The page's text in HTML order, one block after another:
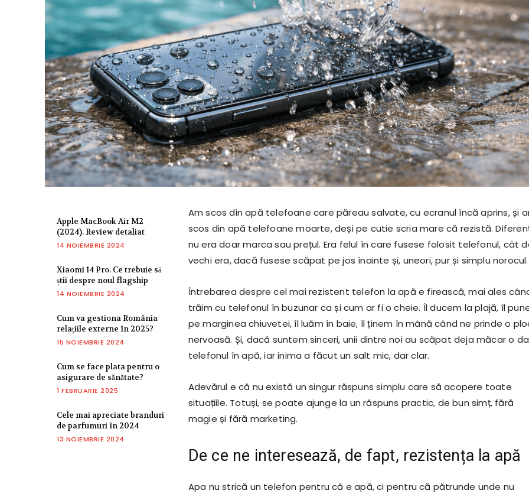
Apple MacBook Air M2
(2024). Review detaliat
14 NOIEMBRIE 2024
Xiaomi 14 Pro. Ce trebuie să
știi despre noul flagship
14 NOIEMBRIE 2024
Cum va gestiona România
relațiile externe în 2025?
15 NOIEMBRIE 2024
Cum se face plata pentru o
asigurare de sănătate?
1 FEBRUARIE 2025
Cele mai apreciate branduri
de parfumuri în 2024
13 NOIEMBRIE 2024
Am scos din apă telefoane care păreau salvate, cu ecranul încă aprins, și
scos din apă telefoane moarte, deși pe cutie scria mare că rezistă.
nu era doar marca sau prețul. Era felul în care fusese folosit telefonul, cât
vechi era, dacă fusese scăpat pe jos înainte și, uneori, pur și simplu norocul.
Întrebarea despre cel mai rezistent telefon la apă e firească, mai ales
trăim cu telefonul în buzunar ca și cum ar fi o cheie. Îl ducem la plajă, îl
pe marginea chiuvetei, îl luăm în baie, îl ținem în mână când ne prinde o
nervoasă. Și, dacă suntem sinceri, unii dintre noi au scăpat deja măcar o
telefonul în apă, iar inima a făcut un salt mic, dar clar.
Adevărul e că nu există un singur răspuns simplu care să acopere toate
situațiile. Totuși, se poate ajunge la un răspuns practic, de bun simț, fără
magie și fără marketing.
De ce ne interesează, de fapt, rezistența la apă
Apa nu strică un telefon pentru că e apă, ci pentru că pătrunde unde nu